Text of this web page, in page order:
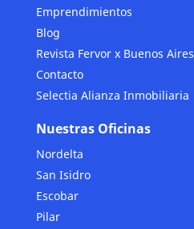
Emprendimientos
Blog
Revista Fervor x Buenos Aires
Contacto
Selectia Alianza Inmobiliaria
Nuestras Oficinas
Nordelta
San Isidro
Escobar
Pilar